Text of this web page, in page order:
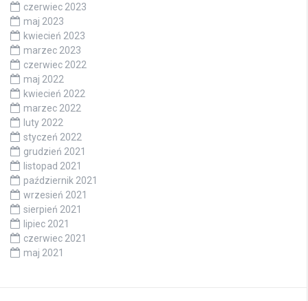
czerwiec 2023
maj 2023
kwiecień 2023
marzec 2023
czerwiec 2022
maj 2022
kwiecień 2022
marzec 2022
luty 2022
styczeń 2022
grudzień 2021
listopad 2021
październik 2021
wrzesień 2021
sierpień 2021
lipiec 2021
czerwiec 2021
maj 2021